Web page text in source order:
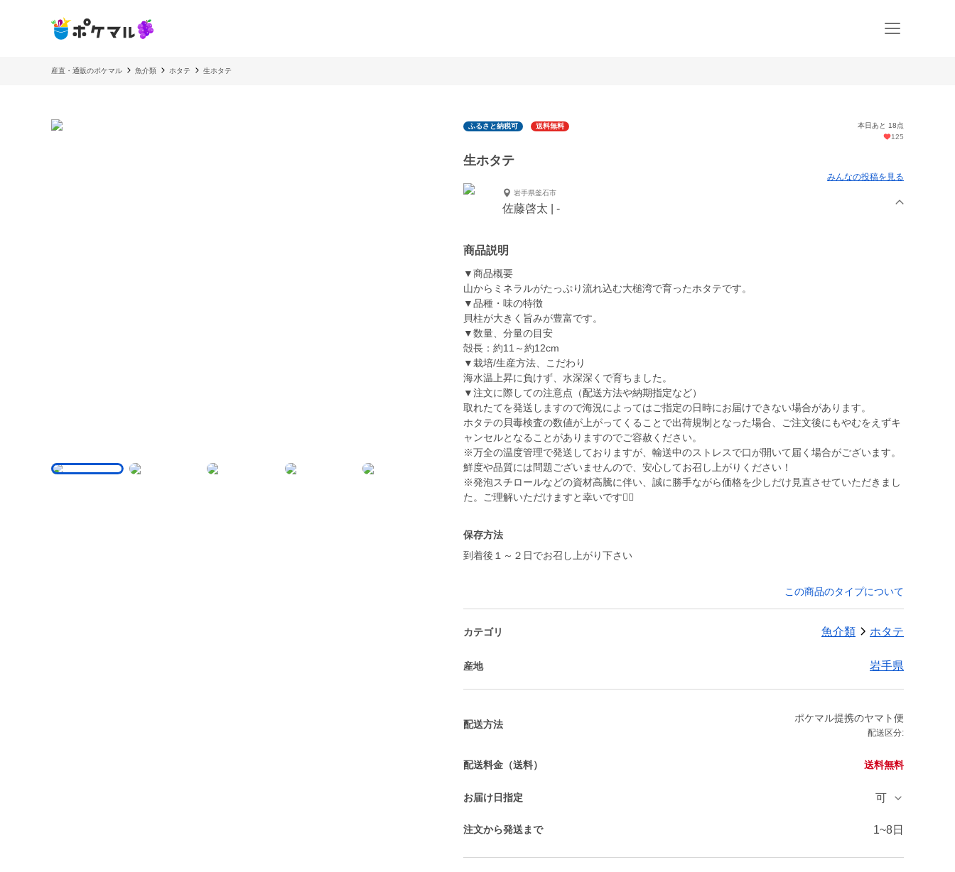
産直・通販のポケマル 魚介類 ホタテ 生ホタテ
ふるさと納税可 送料無料
本日あと 18点
125
生ホタテ
みんなの投稿を見る
岩手県釜石市
佐藤啓太 | -
商品説明
▼商品概要
山からミネラルがたっぷり流れ込む大槌湾で育ったホタテです。
▼品種・味の特徴
貝柱が大きく旨みが豊富です。
▼数量、分量の目安
殻長：約11～約12cm
▼栽培/生産方法、こだわり
海水温上昇に負けず、水深深くで育ちました。
▼注文に際しての注意点（配送方法や納期指定など）
取れたてを発送しますので海況によってはご指定の日時にお届けできない場合があります。
ホタテの貝毒検査の数値が上がってくることで出荷規制となった場合、ご注文後にもやむをえずキ
ャンセルとなることがありますのでご容赦ください。
​※万全の温度管理で発送しておりますが、輸送中のストレスで口が開いて届く場合がございます。
鮮度や品質には問題ございませんので、安心してお召し上がりください！
​※発泡スチロールなどの資材高騰に伴い、誠に勝手ながら価格を少しだけ見直させていただきまし
た。ご理解いただけますと幸いです🙇‍♂️
保存方法
到着後１～２日でお召し上がり下さい
この商品のタイプについて
カテゴリ 魚介類 ホタテ
産地 岩手県
配送方法
ポケマル提携のヤマト便
配送区分:
配送料金（送料） 送料無料
お届け日指定 可
注文から発送まで 1~8日